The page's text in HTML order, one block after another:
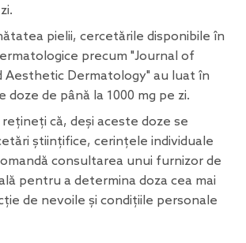
pielii, cercetările disponibile în
precum "Journal of
Aesthetic Dermatology" au luat în
doze de până la 1000 mg pe zi.
că, deși aceste doze se
științifice, cerințele individuale
consultarea unui furnizor de
pentru a determina doza cea mai
de nevoile și condițiile personale